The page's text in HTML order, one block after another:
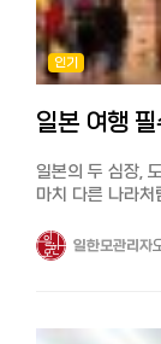
가격에 구매할
해당 상품의 한
붙여넣기만 하면
현지 상품을 손
쇼핑몰과 SAZO(
배송비 상품 가격
자동으로 계산해
+배송비 500엔
배송비 350엔+
구매하는 것입니
필수지만, 관광
3. 미식 가이드: 매일 무엇을 먹을
트렌디한 카페까
오사카 (천하의
정도로 다양하고 맛있는
진한 돈코츠 라
건강한 일본 전
4. 기후와 날씨:
좌우합니다.
도쿄: 사계절이 뚜렷
인기
일본의 두 심장,
마치 다른 나라
반드시 공감할 도
1. 역사적 배경:
조용하고 정돈된 분위기가 강합
일한모관리자